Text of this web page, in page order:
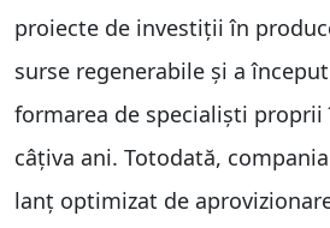
proiecte de investiții în
surse regenerabile și a
formarea de specialiști proprii
câțiva ani. Totodată,
lanț optimizat de